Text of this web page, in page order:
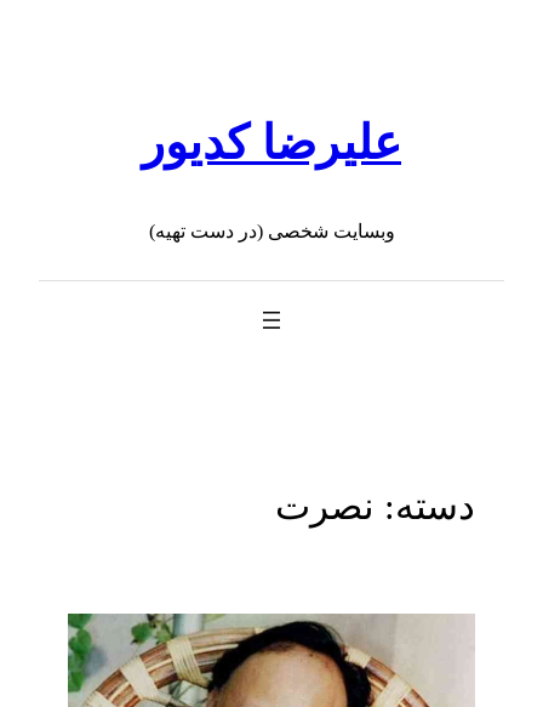
علیرضا کدیور
وبسایت شخصی (در دست تهیه)
دسته: نصرت